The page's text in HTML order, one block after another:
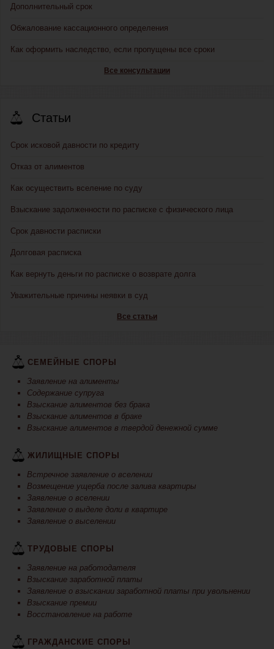
Дополнительный срок
Обжалование кассационного определения
Как оформить наследство, если пропущены все сроки
Все консультации
Статьи
Срок исковой давности по кредиту
Отказ от алиментов
Как осуществить вселение по суду
Взыскание задолженности по расписке с физического лица
Срок давности расписки
Долговая расписка
Как вернуть деньги по расписке о возврате долга
Уважительные причины неявки в суд
Все статьи
СЕМЕЙНЫЕ СПОРЫ
Заявление на алименты
Содержание супруга
Взыскание алиментов без брака
Взыскание алиментов в браке
Взыскание алиментов в твердой денежной сумме
ЖИЛИЩНЫЕ СПОРЫ
Встречное заявление о вселении
Возмещение ущерба после залива квартиры
Заявление о вселении
Заявление о выделе доли в квартире
Заявление о выселении
ТРУДОВЫЕ СПОРЫ
Заявление на работодателя
Взыскание заработной платы
Заявление о взыскании заработной платы при увольнении
Взыскание премии
Восстановление на работе
ГРАЖДАНСКИЕ СПОРЫ